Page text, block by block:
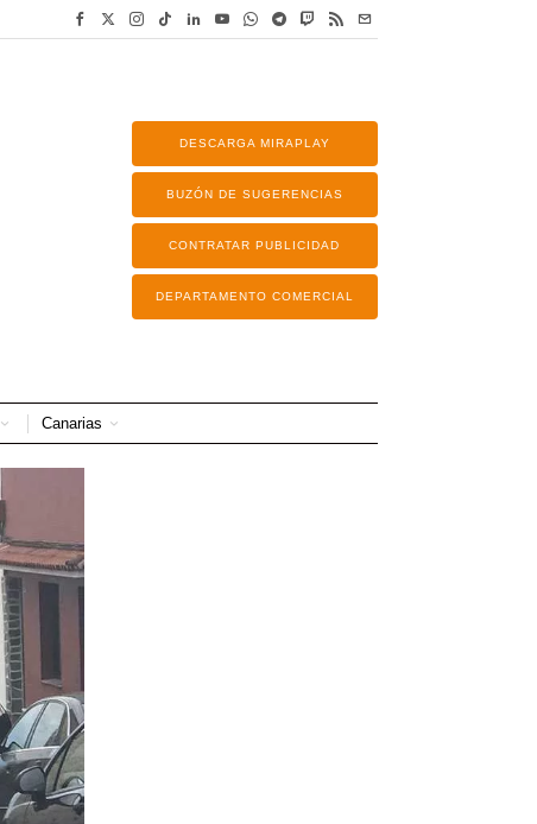
DESCARGA MIRAPLAY
BUZÓN DE SUGERENCIAS
CONTRATAR PUBLICIDAD
DEPARTAMENTO COMERCIAL
Canarias